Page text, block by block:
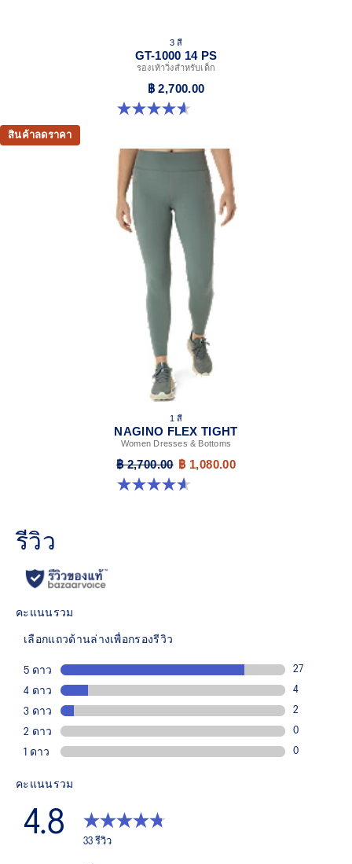
3 สี
GT-1000 14 PS
รองเท้าวิ่งสำหรับเด็ก
฿ 2,700.00
4.6 จาก 5 ดาว 38 รีวิว
สินค้าลดราคา
1 สี
NAGINO FLEX TIGHT
Women Dresses & Bottoms
฿ 2,700.00 ฿ 1,080.00
4.6 จาก 5 ดาว 5 รีวิว